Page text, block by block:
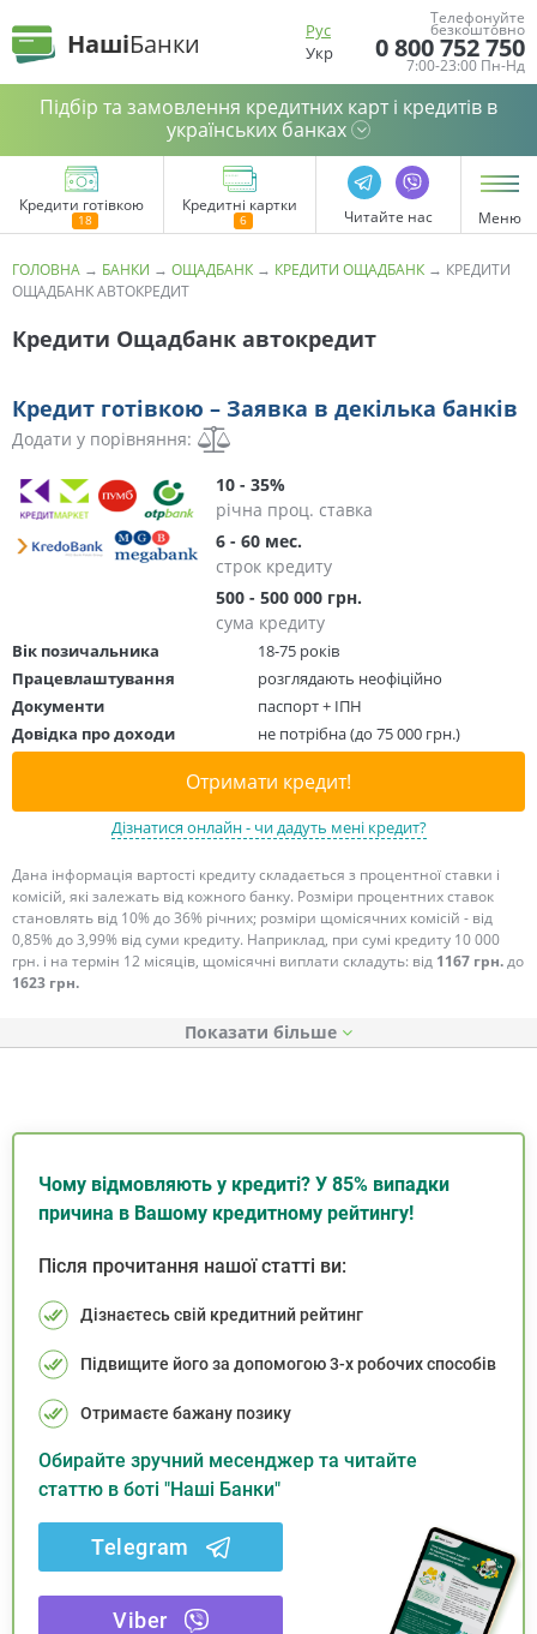
НашіБанки
Рус
Укр
Телефонуйте
безкоштовно
0 800 752 750
7:00-23:00 Пн-Нд
Підбір та замовлення кредитних карт і кредитів в
українських банках
Кредити готівкою Кредитні картки
Читайте нас Меню
ГОЛОВНА → БАНКИ → ОЩАДБАНК → КРЕДИТИ ОЩАДБАНК → КРЕДИТИ
ОЩАДБАНК АВТОКРЕДИТ
Кредити Ощадбанк автокредит
Кредит готівкою – Заявка в декілька банків
Додати у порівняння:
10 - 35%
річна проц. ставка
6 - 60 мес.
строк кредиту
500 - 500 000 грн.
сума кредиту
Вік позичальника
18-75 років
Працевлаштування
розглядають неофіційно
Документи
паспорт + ІПН
Довідка про доходи
не потрібна (до 75 000 грн.)
Отримати кредит!
Дізнатися онлайн - чи дадуть мені кредит?
Дана інформація вартості кредиту складається з процентної ставки і
комісій, які залежать від кожного банку. Розміри процентних ставок
становлять від 10% до 36% річних; розміри щомісячних комісій - від
0,85% до 3,99% від суми кредиту. Наприклад, при сумі кредиту 10 000
грн. і на термін 12 місяців, щомісячні виплати складуть: від 1167 грн.до
1623 грн.
Показати
Чому відмовляють у кредиті? У 85% випадки
причина в Вашому кредитному рейтингу!
Після прочитання нашої статті ви:
Дізнаєтесь свій кредитний рейтинг
Підвищите його за допомогою 3-х робочих способів
Отримаєте бажану позику
Обирайте зручний месенджер та читайте
статтю в боті "Наші Банки"
Telegram
Viber